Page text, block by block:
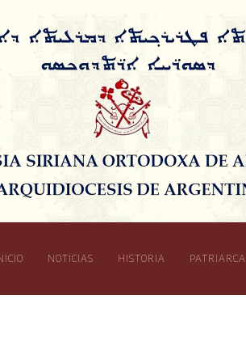
NOTICIAS HISTORIA PATRIARCA